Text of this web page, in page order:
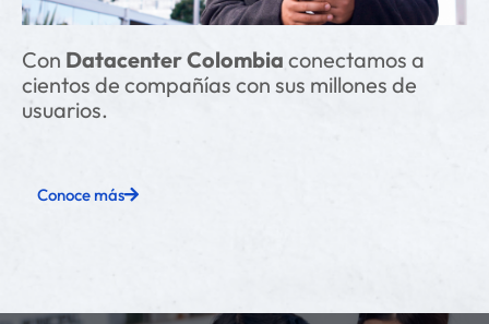
Con Datacenter Colombia conectamos a
cientos de compañías con sus millones de
usuarios.
Conoce más